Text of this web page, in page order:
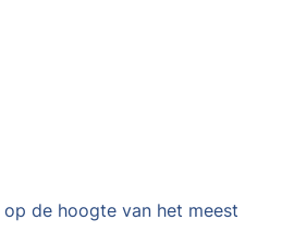
de hoogte van het meest